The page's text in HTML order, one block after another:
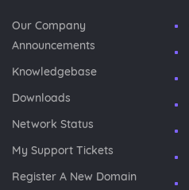
Our Company
Announcements
Knowledgebase
Downloads
Network Status
My Support Tickets
Register A New Domain